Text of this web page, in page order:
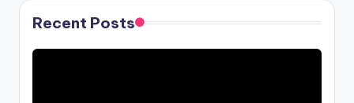
Recent Posts